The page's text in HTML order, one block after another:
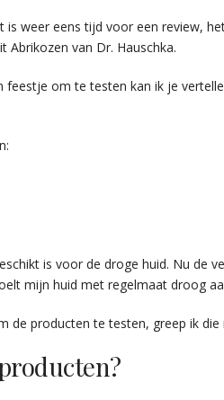
is weer eens tijd voor een review,
Abrikozen van Dr. Hauschka.
feestje om te testen kan ik je
is voor de droge huid. Nu de
mijn huid met regelmaat droog
de producten te testen, greep ik die